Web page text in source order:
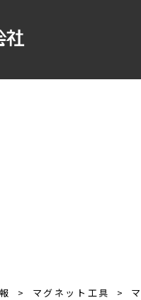
マグネット工具